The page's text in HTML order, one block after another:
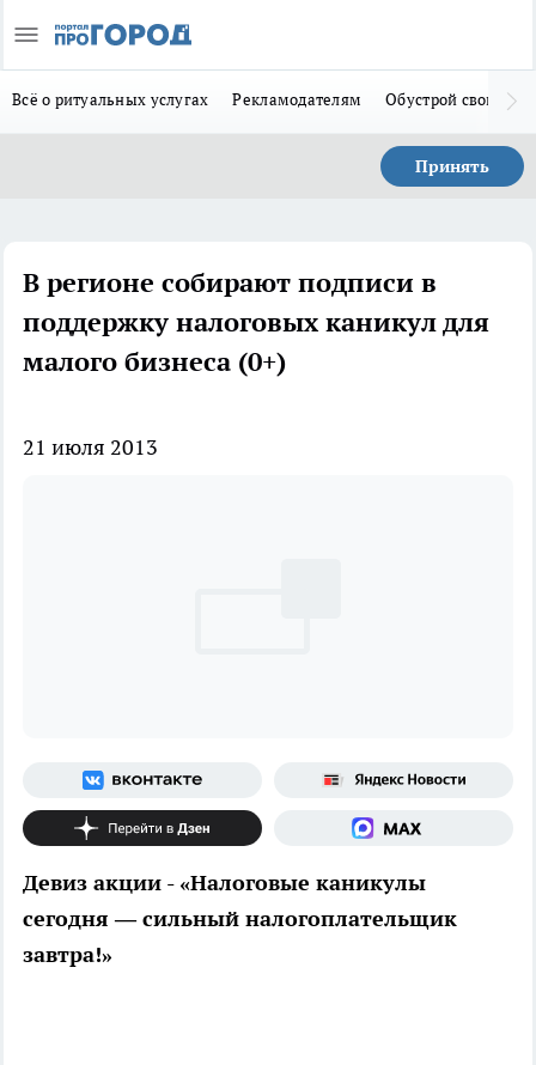
Всё о ритуальных услугах Рекламодателям Обустрой свой дом
Принять
В регионе собирают подписи в
поддержку налоговых каникул для
малого бизнеса (0+)
21 июля 2013
Девиз акции - «Налоговые каникулы
сегодня — сильный налогоплательщик
завтра!»